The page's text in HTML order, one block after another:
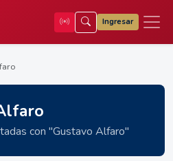
Ingresar
con "Gustavo Alfaro"